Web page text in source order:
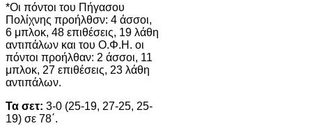
*Οι πόντοι του Πήγασου
Πολίχνης προήλθσν: 4 άσσοι,
6 μπλοκ, 48 επιθέσεις, 19 λάθη
αντιπάλων και του Ο.Φ.Η. οι
πόντοι προήλθαν: 2 άσσοι, 11
μπλοκ, 27 επιθέσεις, 23 λάθη
αντιπάλων.
Τα σετ: 3-0 (25-19, 27-25, 25-
19) σε 78΄.